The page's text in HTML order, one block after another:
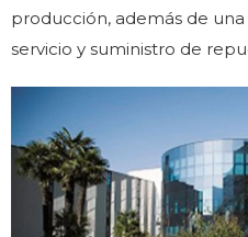
producción, además de
servicio y suministro de